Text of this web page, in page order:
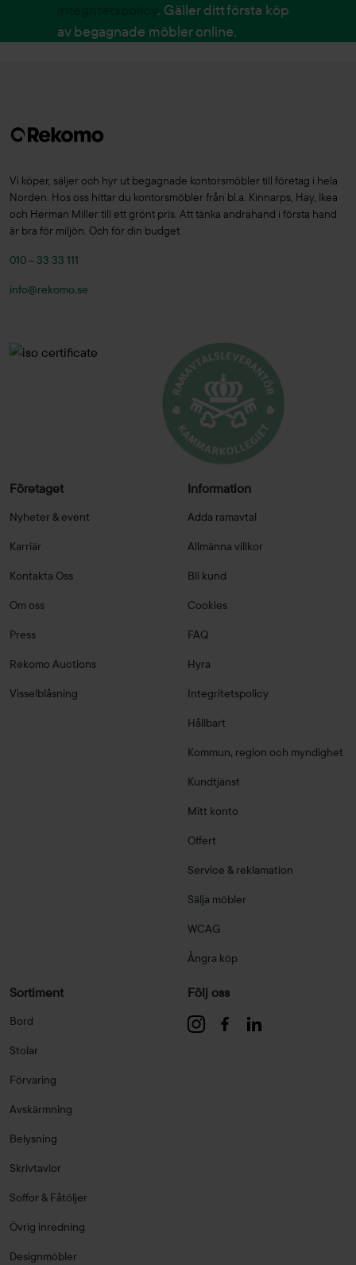
. Gäller ditt första köp
av begagnade möbler online.
Vi köper, säljer och hyr ut begagnade kontorsmöbler till företag i hela
Norden. Hos oss hittar du kontorsmöbler från bl.a. Kinnarps, Hay, Ikea
och Herman Miller till ett grönt pris. Att tänka andrahand i första hand
är bra för miljön. Och för din budget.
010 – 33 33 111
info@rekomo.se
Företaget
Nyheter & event
Karriär
Kontakta Oss
Om oss
Press
Rekomo Auctions
Visselblåsning
Information
Adda ramavtal
Allmänna villkor
Bli kund
Cookies
FAQ
Hyra
Integritetspolicy
Hållbart
Kommun, region och myndighet
Kundtjänst
Mitt konto
Offert
Service & reklamation
Sälja möbler
WCAG
Ångra köp
Sortiment
Bord
Stolar
Förvaring
Avskärmning
Belysning
Skrivtavlor
Soffor & Fåtöljer
Övrig inredning
Designmöbler
Följ oss